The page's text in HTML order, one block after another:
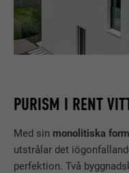
PURISM I RENT
Med sin monolitiska
utstrålar det
perfektion. Två